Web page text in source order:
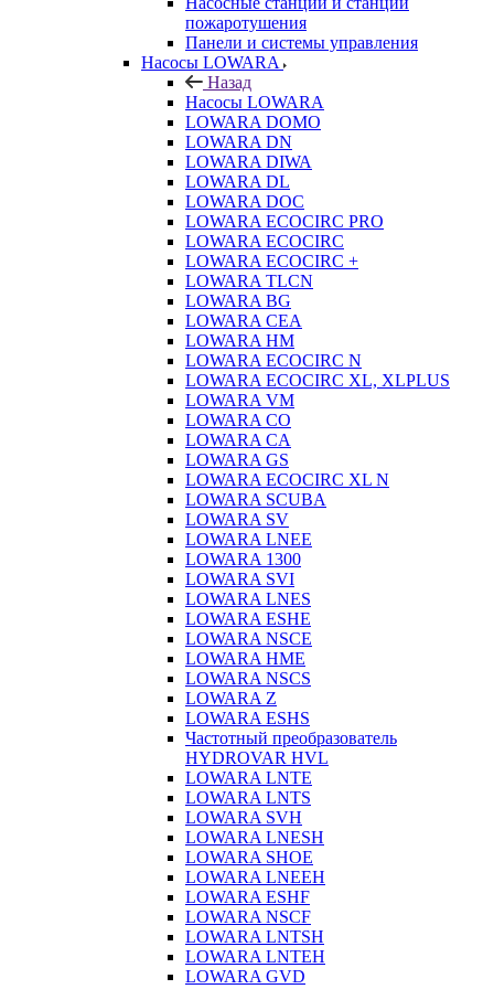
пожаротушения
Панели и системы управления
Насосы LOWARA
Назад
Насосы LOWARA
LOWARA DOMO
LOWARA DN
LOWARA DIWA
LOWARA DL
LOWARA DOC
LOWARA ECOCIRC PRO
LOWARA ECOCIRC
LOWARA ECOCIRC +
LOWARA TLCN
LOWARA BG
LOWARA CEA
LOWARA HM
LOWARA ECOCIRC N
LOWARA ECOCIRC XL, XLPLUS
LOWARA VM
LOWARA CO
LOWARA CA
LOWARA GS
LOWARA ECOCIRC XL N
LOWARA SCUBA
LOWARA SV
LOWARA LNEE
LOWARA 1300
LOWARA SVI
LOWARA LNES
LOWARA ESHE
LOWARA NSCE
LOWARA HME
LOWARA NSCS
LOWARA Z
LOWARA ESHS
Частотный преобразователь
HYDROVAR HVL
LOWARA LNTE
LOWARA LNTS
LOWARA SVH
LOWARA LNESH
LOWARA SHOE
LOWARA LNEEH
LOWARA ESHF
LOWARA NSCF
LOWARA LNTSH
LOWARA LNTEH
LOWARA GVD